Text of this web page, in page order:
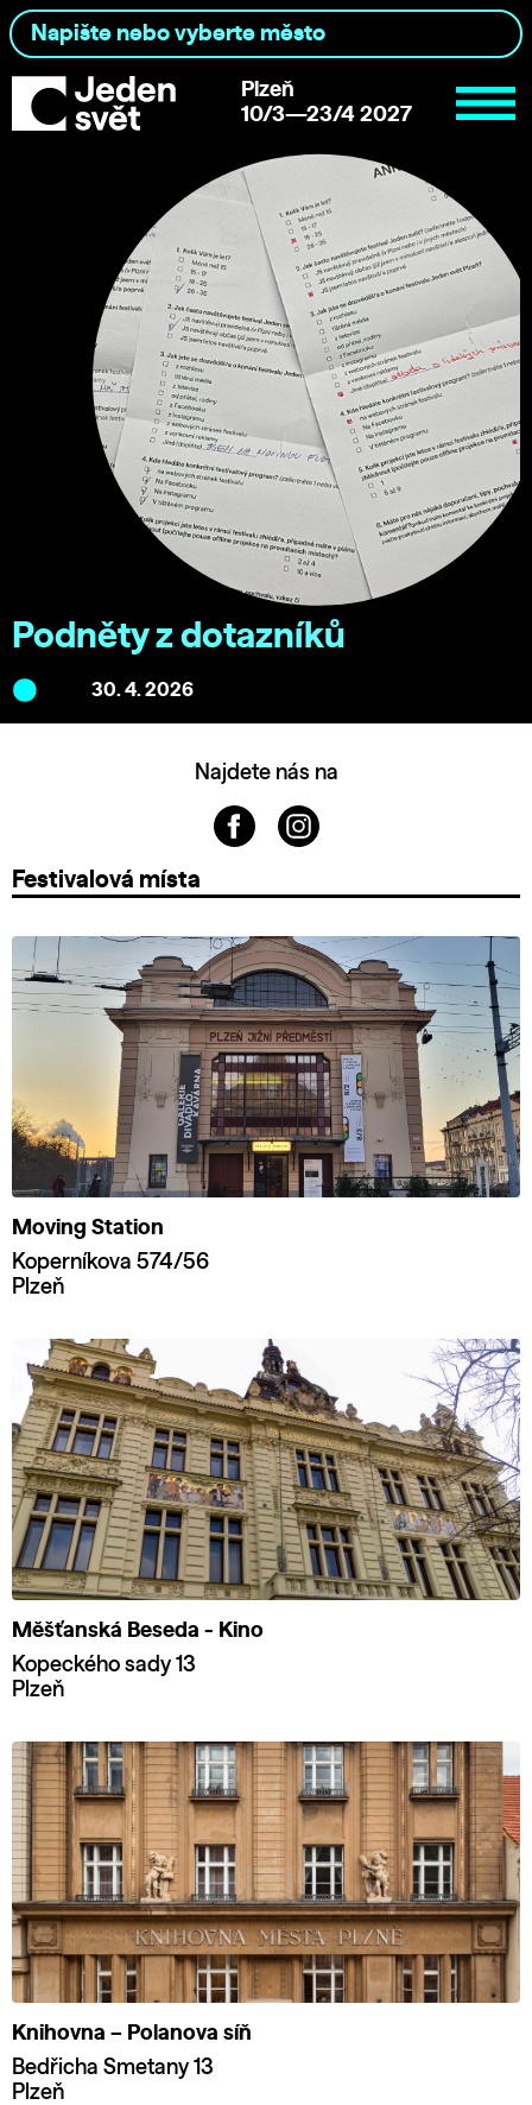
Plzeň
10/3—23/4 2027
Podněty z dotazníků
30. 4. 2026
Najdete nás na
Festivalová místa
Moving Station
Koperníkova 574/56
Plzeň
Měšťanská Beseda - Kino
Kopeckého sady 13
Plzeň
Knihovna – Polanova síň
Bedřicha Smetany 13
Plzeň